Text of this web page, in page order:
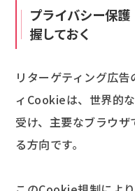
プライバシー保
握しておく
リターゲティング広
ィCookieは、世界的
受け、主要なブラウ
る方向です。